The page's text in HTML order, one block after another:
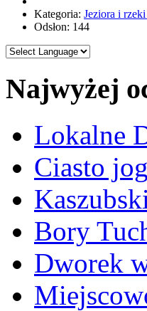
Kategoria: Jeziora i
Odsłon: 144
Najwyżej
Lokalne
Ciasto
Bory
Dworek